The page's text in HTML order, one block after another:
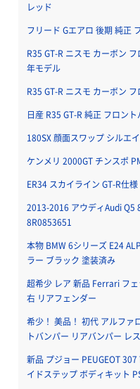
レッド
フリード Gエアロ 後期 純正
R35 GT-R ニスモ カーボン
年モデル
R35 GT-R ニスモ カーボン
日産 R35 GT-R 純正 フロン
180SX 顔面スワップ シルエ
ケンメリ 2000GT チンスポ
ER34 スカイライン GT-R仕様
2013-2016 アウディAudi Q5
8R0853651
本物 BMW 6シリーズ E24
ラー ブラック 塗装済み
超希少 レア 新品 Ferrari フ
右 リアフェンダー
希少！ 美品！ 初代 アルファ
トバンパー リアバンパー レ
新品 プジョー PEUGEOT
イドステップ ボディキット